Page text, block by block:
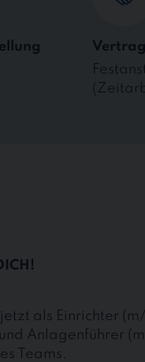
jetzt als Einrichter
Anlagenführer
Teams.